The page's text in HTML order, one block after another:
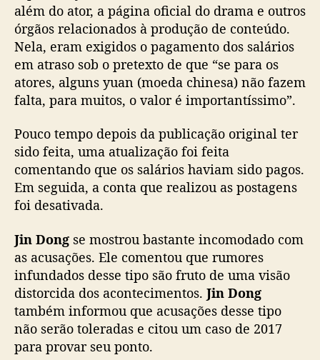
ã
o
p
a
g
a
r
s
s
a
á
o
s
d
e
s
a
além do ator, a página oficial do drama e outros
órgãos relacionados à produção de conteúdo.
Nela, eram exigidos o pagamento dos salários
em atraso sob o pretexto de que “se para os
atores, alguns yuan (moeda chinesa) não fazem
falta, para muitos, o valor é importantíssimo”.
Pouco tempo depois da publicação original ter
sido feita, uma atualização foi feita
comentando que os salários haviam sido pagos.
Em seguida, a conta que realizou as postagens
foi desativada.
Jin Dong se mostrou bastante incomodado com
as acusações. Ele comentou que rumores
infundados desse tipo são fruto de uma visão
distorcida dos acontecimentos. Jin Dong
também informou que acusações desse tipo
não serão toleradas e citou um caso de 2017
para provar seu ponto.